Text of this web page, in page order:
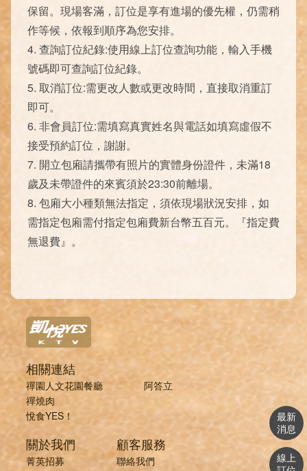
保留。現場客滿，訂位是享有進場的優先權，仍需稍
作等候，依報到順序為您安排。
4. 查詢訂位紀錄:使用線上訂位查詢功能，輸入手機
號碼即可查詢訂位紀錄。
5. 取消訂位:需更改人數或更改時間，直接取消重訂
即可。
6. 非會員訂位:需填寫真實姓名與電話如填寫虛假不
接受預約訂位，謝謝。
7. 開立包廂請攜帶有照片的實體身份證件，未滿18
歲及未帶證件的來賓須於23:30前離場。
8. 包廂大小種類無法指定，須依現場狀況安排，如
需指定包廂需付指定包廂費新台幣五百元。『指定費
無退費』。
最新
消息
線上
相關連結
禪園人文花園餐廳
禪燒肉
悅食YES！
阿答立
關於我們
菁英招募
顧客服務
聯絡我們